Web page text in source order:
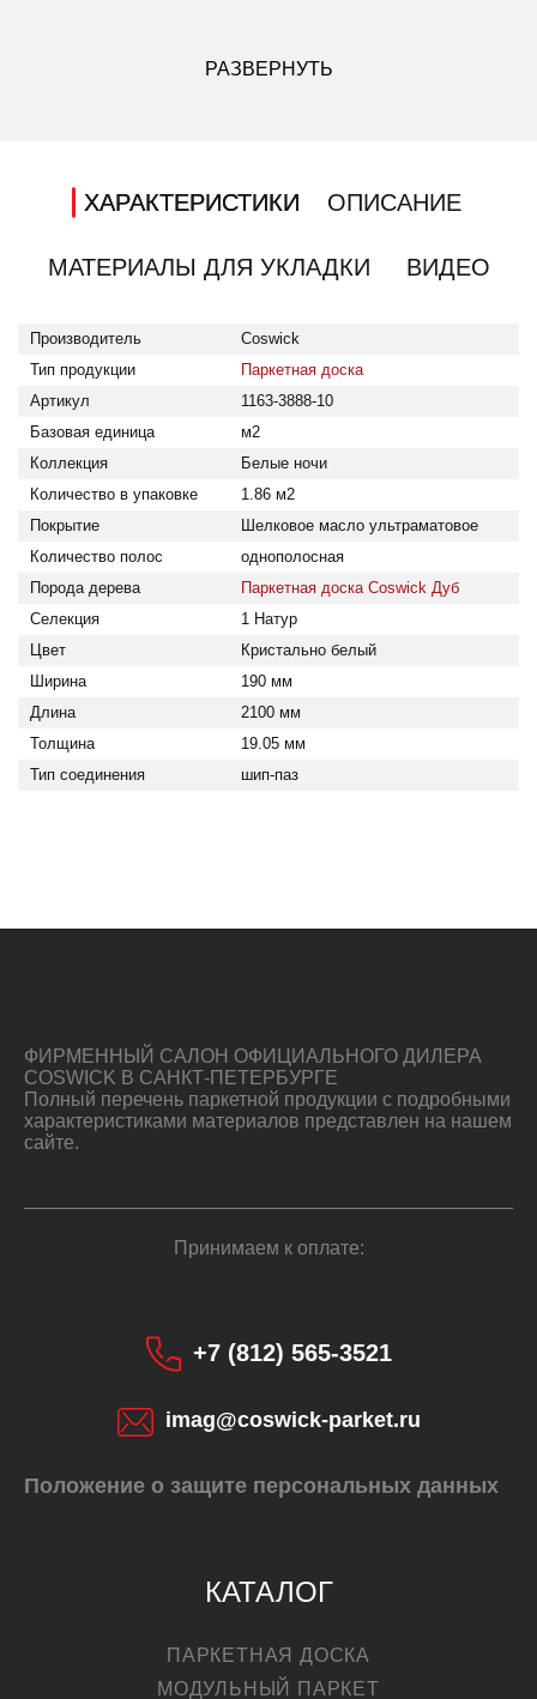
РАЗВЕРНУТЬ
ХАРАКТЕРИСТИКИ ОПИСАНИЕ
МАТЕРИАЛЫ ДЛЯ УКЛАДКИ ВИДЕО
Тип продукции: Паркетная доска; Производитель:
Производитель
Coswick
Тип продукции
Паркетная доска
Артикул
1163-3888-10
Базовая единица
м2
Коллекция
Белые ночи
Количество в упаковке
1.86 м2
Покрытие
Шелковое масло ультраматовое
Количество полос
однополосная
Порода дерева
Паркетная доска Coswick Дуб
Селекция
1 Натур
Цвет
Кристально белый
Ширина
190 мм
Длина
2100 мм
Толщина
19.05 мм
Тип соединения
шип-паз
КУПИТЬ
ФИРМЕННЫЙ САЛОН ОФИЦИАЛЬНОГО ДИЛЕРА
COSWICK В САНКТ-ПЕТЕРБУРГЕ
Полный перечень паркетной продукции с подробными
характеристиками материалов представлен на нашем
сайте.
Принимаем к оплате:
+7 (812) 565-3521
imag@coswick-parket.ru
Положение о защите персональных данных
КАТАЛОГ
ПАРКЕТНАЯ ДОСКА
МОДУЛЬНЫЙ ПАРКЕТ